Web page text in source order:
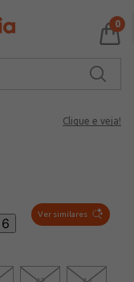
0
Clique e veja!
Ver similares
6